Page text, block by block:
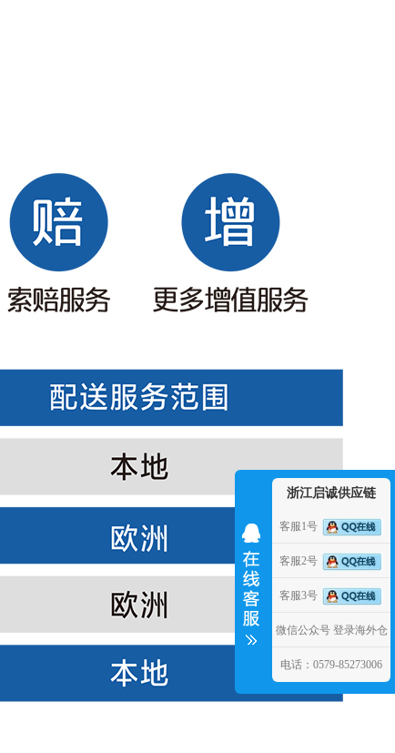
浙江启诚供应链
客服1号
客服2号
客服3号
微信公众号 登录海外仓
电话：0579-85273006